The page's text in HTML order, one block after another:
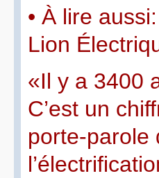
• À lire
Lion
«Il y a 3400
C’est un
porte-parole